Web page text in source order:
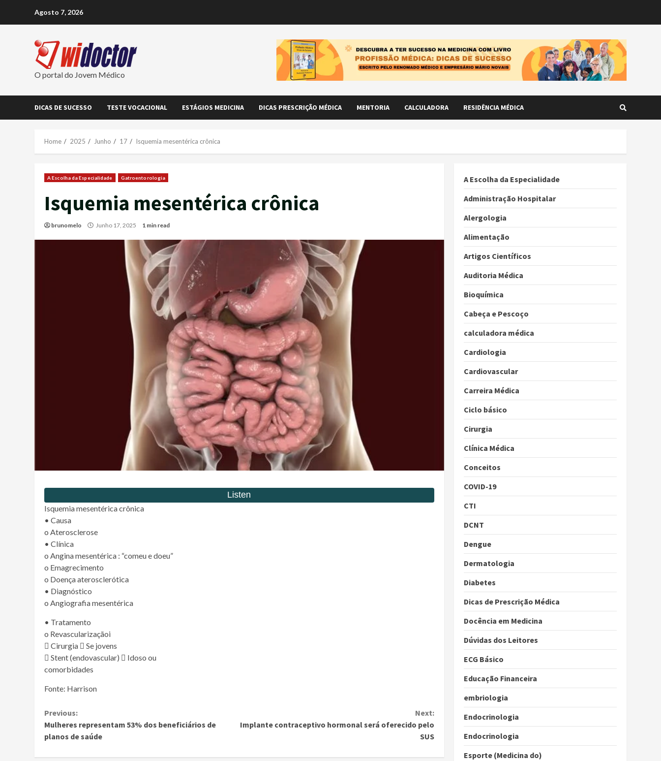
Agosto 7, 2026
O portal do Jovem Médico
DICAS DE SUCESSO TESTE VOCACIONAL ESTÁGIOS MEDICINA DICAS PRESCRIÇÃO MÉDICA MENTORIA CALCULADORA RESIDÊNCIA MÉDICA
Home 2025 Junho 17 Isquemia mesentérica crônica
A Escolha da Especialidade Gatroentorologia
Isquemia mesentérica crônica
brunomelo Junho 17, 2025 1 min read
Isquemia mesentérica crônica
• Causa
o Aterosclerose
• Clínica
o Angina mesentérica : “comeu e doeu”
o Emagrecimento
o Doença aterosclerótica
• Diagnóstico
o Angiografia mesentérica
• Tratamento
o Revascularizaçãoi
 Cirurgia  Se jovens
 Stent (endovascular)  Idoso ou
comorbidades
Fonte: Harrison
Continue
Reading
Previous:
Mulheres representam 53% dos beneficiários de
planos de saúde
Next:
Implante contraceptivo hormonal será oferecido pelo
SUS
A Escolha da Especialidade
Administração Hospitalar
Alergologia
Alimentação
Artigos Científicos
Auditoria Médica
Bioquímica
Cabeça e Pescoço
calculadora médica
Cardiologia
Cardiovascular
Carreira Médica
Ciclo básico
Cirurgia
Clínica Médica
Conceitos
COVID-19
CTI
DCNT
Dengue
Dermatologia
Diabetes
Dicas de Prescrição Médica
Docência em Medicina
Dúvidas dos Leitores
ECG Básico
Educação Financeira
embriologia
Endocrinologia
Endocrinologia
Esporte (Medicina do)